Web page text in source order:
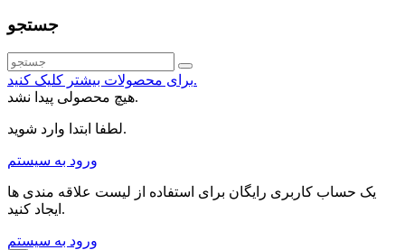
جستجو
برای محصولات بیشتر کلیک کنید.
هیچ محصولی پیدا نشد.
لطفا ابتدا وارد شوید.
ورود به سیستم
یک حساب کاربری رایگان برای استفاده از لیست علاقه مندی ها
ایجاد کنید.
ورود به سیستم